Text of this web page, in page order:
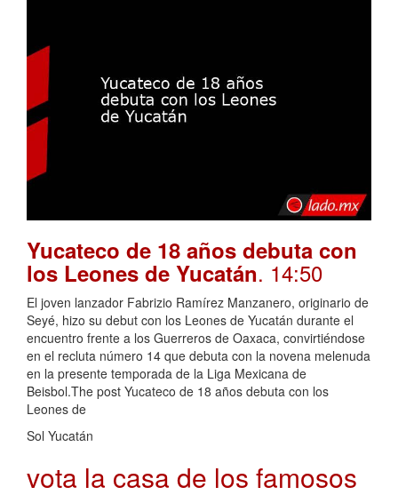
Yucateco de 18 años debuta con
los Leones de Yucatán. 14:50
El joven lanzador Fabrizio Ramírez Manzanero, originario de
Seyé, hizo su debut con los Leones de Yucatán durante el
encuentro frente a los Guerreros de Oaxaca, convirtiéndose
en el recluta número 14 que debuta con la novena melenuda
en la presente temporada de la Liga Mexicana de
Beisbol.The post Yucateco de 18 años debuta con los
Leones de
Sol Yucatán
vota la casa de los famosos